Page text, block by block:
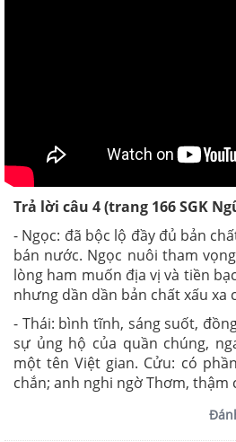
Trả lời câu 4(trang 166 SGK
- Ngọc: đã bộc lộ đầy đủ bản
bán nước. Ngọc nuôi tham
lòng ham muốn địa vị và tiền
nhưng dần dần bản chất xấu xa
- Thái: bình tĩnh, sáng suốt,
sự ủng hộ của quần chúng,
một tên Việt gian. Cửu: có
chắn; anh nghi ngờ Thơm, thậm